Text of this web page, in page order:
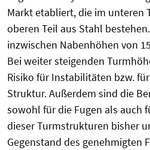
Markt etabliert, die im unteren
oberen Teil aus Stahl
inzwischen Nabenhöhen von
Bei weiter steigenden
Risiko für Instabilitäten bzw.
Struktur. Außerdem sind die
sowohl für die Fugen als auch
dieser Turmstrukturen bisher
Gegenstand des genehmigten